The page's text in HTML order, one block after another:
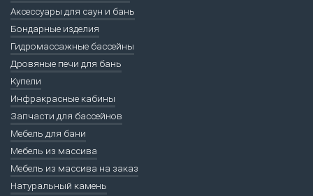
Аксессуары для саун и бань
Бондарные изделия
Гидромассажные бассейны
Дровяные печи для бань
Купели
Инфракрасные кабины
Запчасти для бассейнов
Мебель для бани
Мебель из массива
Мебель из массива на заказ
Натуральный камень